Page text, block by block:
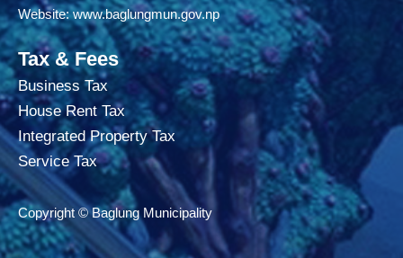
Website:www.baglungmun.gov.np
Tax & Fees
Business Tax
House Rent Tax
Integrated Property Tax
Service Tax
Copyright © Baglung Municipality